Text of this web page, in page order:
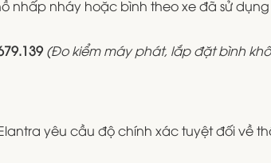
nháy hoặc bình theo xe đã sử
(Đo kiểm máy phát, lắp đặt bình
yêu cầu độ chính xác tuyệt đối về